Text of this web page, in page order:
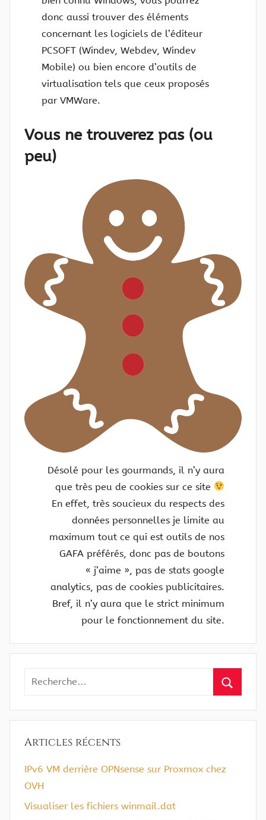
donc aussi trouver des éléments
concernant les logiciels de l’éditeur
PCSOFT (Windev, Webdev, Windev
Mobile) ou bien encore d’outils de
virtualisation tels que ceux proposés
par VMWare.
Vous ne trouverez pas (ou
peu)
Désolé pour les gourmands, il n’y aura
que très peu de cookies sur ce site
En effet, très soucieux du respects des
données personnelles je limite au
maximum tout ce qui est outils de nos
GAFA préférés, donc pas de boutons
« j’aime », pas de stats google
analytics, pas de cookies publicitaires.
Bref, il n’y aura que le strict minimum
pour le fonctionnement du site.
Recherche
:
Articles récents
IPv6 VM derrière OPNsense sur Proxmox chez
OVH
Visualiser les fichiers winmail.dat